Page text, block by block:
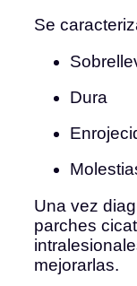
Se
Dura
Una vez
parches
mejorarlas.